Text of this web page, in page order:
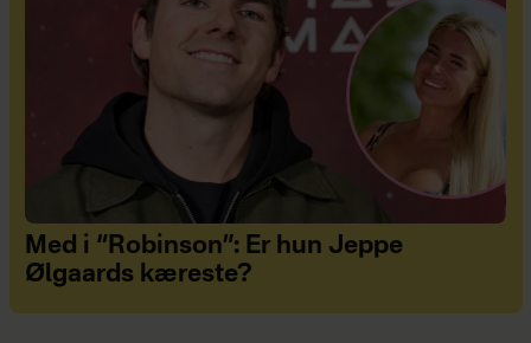
Med i “Robinson”: Er hun Jeppe
Ølgaards kæreste?